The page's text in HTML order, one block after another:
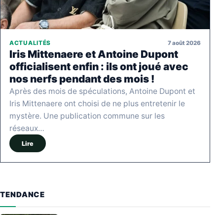
ACTUALITÉS 7 août 2026
Iris Mittenaere et Antoine Dupont
officialisent enfin : ils ont joué avec
nos nerfs pendant des mois !
Après des mois de spéculations, Antoine Dupont et
Iris Mittenaere ont choisi de ne plus entretenir le
mystère. Une publication commune sur les
réseaux…
Lire
TENDANCE